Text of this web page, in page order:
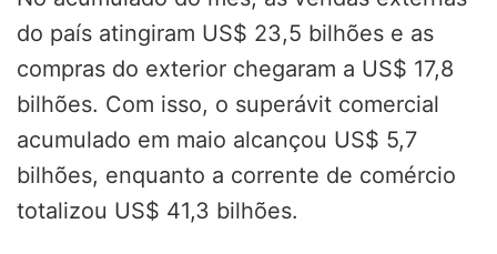
do país atingiram US$ 23,5 bilhões e as
compras do exterior chegaram a US$ 17,8
bilhões. Com isso, o superávit comercial
acumulado em maio alcançou US$ 5,7
bilhões, enquanto a corrente de comércio
totalizou US$ 41,3 bilhões.